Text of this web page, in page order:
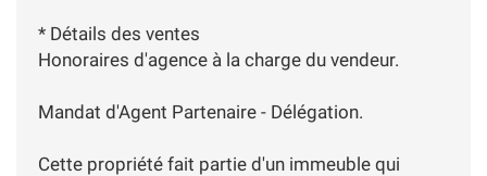
* Détails des ventes
Honoraires d'agence à la charge du vendeur.
Mandat d'Agent Partenaire - Délégation.
Cette propriété fait partie d'un immeuble qui